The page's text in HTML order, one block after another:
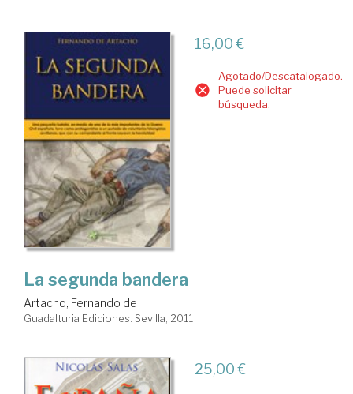
16,00 €
Agotado/Descatalogado.
Puede solicitar
búsqueda.
La segunda bandera
Artacho, Fernando de
Guadalturia Ediciones. Sevilla, 2011
25,00 €